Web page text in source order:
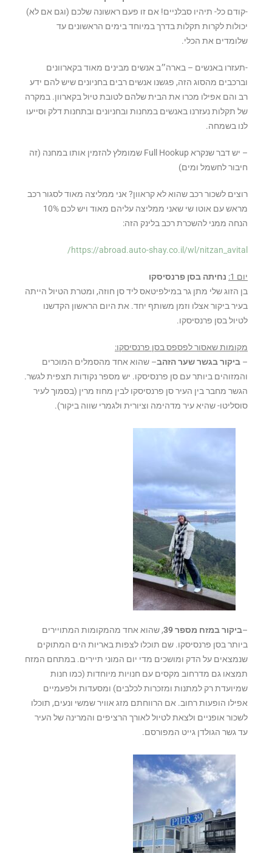
-קודם כל- תיהיו סבלניים! אם זו פעם ראשונה שלכם (וגם אם לא)
יכולות לקרות תקלות בדרך במיוחד בימים הראשונים עד
שלומדים את הכלי.
-תעזרו באנשים – בארה״ב אנשים מבינים מאוד בקארוונים
וברכבים מהסוג הזה, פגשנו אנשים רבים בחניונים שיש להם ידע
רב והם אפילו מכרו את הבית שלהם לטובת טיול בקארוון. במקרה
של תקלות נעזרנו באנשים במחנות ובחניונים ובתחנות דלק וסייעו
לנו בשמחה.
– יש דבר שנקרא Full Hookup שמומלץ להזמין אותו במחנה (זה
חיבור לחשמל ומים)
רוצים לשכור רכב שהוא לא קראוון? אני ממליצה מאוד לסגור רכב
מראש עם אוטו שי שאני ממליצה עליהם מאוד ויש לכם 10%
הנחה ממני להשכרת רכב בלינק הזה:
https://abroad.auto-shay.co.il/wl/nitzan_avital/
יום 1:
נחיתה בסן פרנסיסקו
בן הזוג שלי מתן גר במילפיטאס ליד סן חוזה, ומטרת הטיול הייתה
בעיר ביקור אצלו וזמן משותף יחד. את היום הראשון הקדשנו
לטיול בסן פרנסיסקו.
מקומות שאסור לפספס בסן פרנסיסקו:
– ביקור בגשר שער הזהב– שהוא אחד מהסמלים המוכרים
והמזוהים ביותר עם סן פרנסיסקו. יש מספר נקודות תצפית לגשר.
הגשר מחבר בין העיר סן פרנסיסקו לבין מחוז מרין (בסמוך לעיר
סוסליטו- שהיא עיר מדהימה וציורית ולגמרי שווה ביקור).
–ביקור במזח מספר 39
, שהוא אחד מהמקומות המתויירים
ביותר בסן פרנסיסקו. שם תוכלו לצפות באריות הים המתוקים
שנמצאים על הדק ומושכים מדי יום המוני תיירים. במתחם המזח
תמצאו גם מדרחוב מקסים עם חנויות מיוחדות (כמו חנות
שמיועדת רק למתנות ומזכרות לכלבים) ומסעדות ולפעמיים
אפילו הופעות רחוב. אם הרווחתם מזג אוויר שמשי ונעים, תוכלו
לשכור אופניים ולצאת לטיול לאורך הרציפים והמרינה של העיר
עד גשר הגולדן גייט המפורסם.